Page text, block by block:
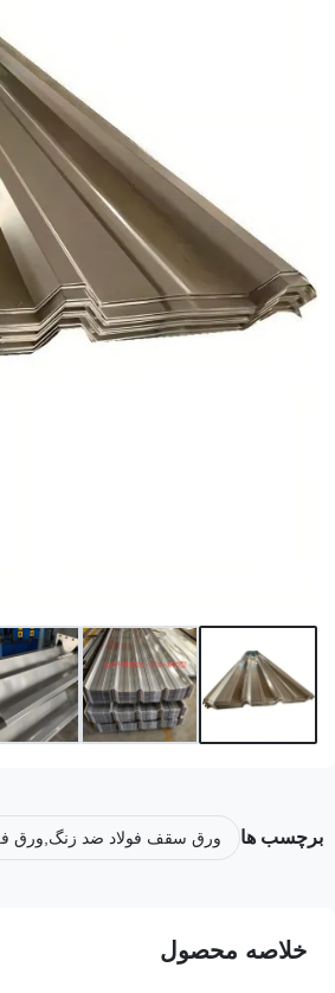
برچسب ها ورق سقف فولاد ضد زنگ,ورق
خلاصه محصول